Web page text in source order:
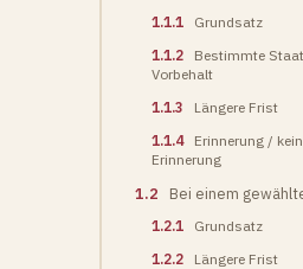
1.1.1
Grundsatz
1.1.2
Bestimmte
Vorbehalt
1.1.3
Längere Frist
1.1.4
Erinnerung /
Erinnerung
1.2 Bei einem
1.2.1
Grundsatz
1.2.2
Längere Frist